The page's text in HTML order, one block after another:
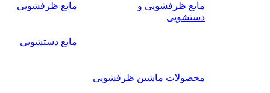
مایع ظرفشویی و
دستشویی
مایع ظرفشویی
مایع دستشویی
محصولات ماشین ظرفشویی